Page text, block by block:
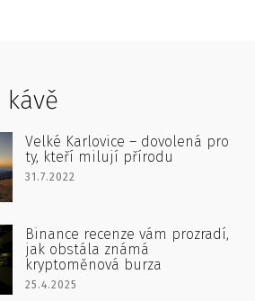
kávě
Velké Karlovice – dovolená pro
ty, kteří milují přírodu
31.7.2022
Binance recenze vám prozradí,
jak obstála známá
kryptoměnová burza
25.4.2025